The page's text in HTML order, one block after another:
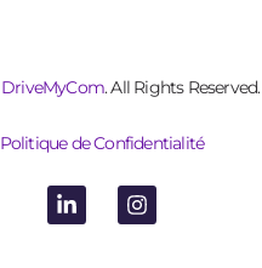
DriveMyCom. All Rights Reserved.
Politique de Confidentialité
L
i
I
n